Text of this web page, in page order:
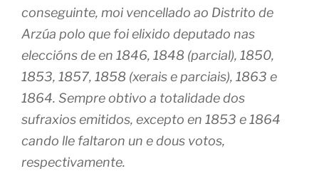
conseguinte, moi vencellado ao Distrito de
Arzúa polo que foi elixido deputado nas
eleccións de en 1846, 1848 (parcial), 1850,
1853, 1857, 1858 (xerais e parciais), 1863 e
1864. Sempre obtivo a totalidade dos
sufraxios emitidos, excepto en 1853 e 1864
cando lle faltaron un e dous votos,
respectivamente.